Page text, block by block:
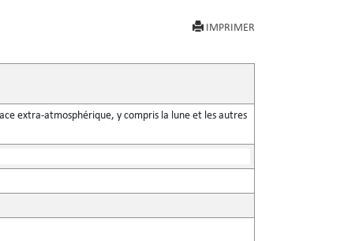
IMPRIMER
extra-atmosphérique, y compris la lune et les autres